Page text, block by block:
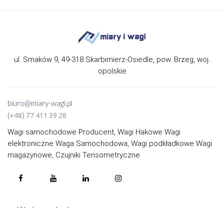
ul. Smaków 9, 49-318 Skarbimierz-Osiedle, pow. Brzeg, woj.
opolskie
biuro@miary-wagi.pl
(+48) 77 411 39 28
Wagi samochodowe Producent, Wagi Hakowe Wagi
elektroniczne Waga Samochodowa, Wagi podkładkowe Wagi
magazynowe, Czujniki Tensometryczne